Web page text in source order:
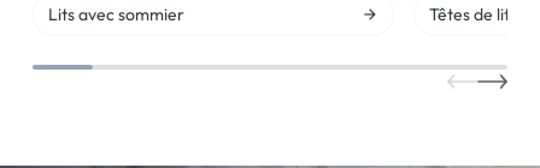
Lits avec sommier Têtes de lit